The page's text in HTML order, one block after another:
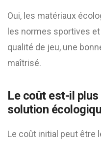
Oui, les matériaux
les normes sportives
qualité de jeu, une
maîtrisé.
Le coût est-il
solution
Le coût initial peut être